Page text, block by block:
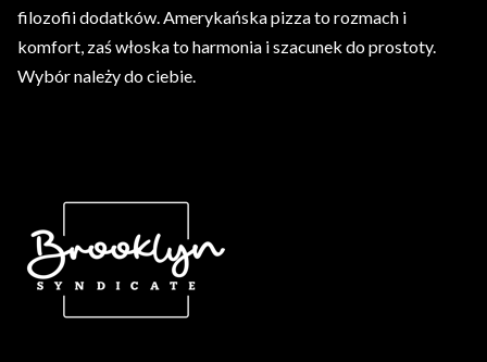
filozofii dodatków. Amerykańska pizza to rozmach i
komfort, zaś włoska to harmonia i szacunek do prostoty.
Wybór należy do ciebie.